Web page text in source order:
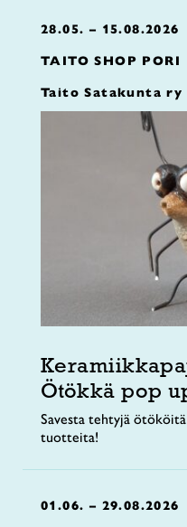
28.05. – 15.08.2026
TAITO SHOP PORI
Taito Satakunta ry
Ötökkä pop
Savesta tehtyjä
tuotteita!
01.06. – 29.08.2026